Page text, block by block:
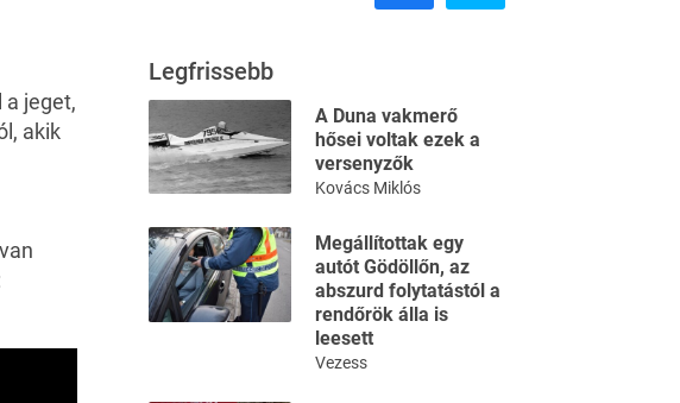
a jeget,
akik
Legfrissebb
A Duna vakmerő
hősei voltak ezek a
versenyzők
Kovács Miklós
Megállítottak egy
autót Gödöllőn, az
abszurd folytatástól a
rendőrök álla is
leesett
Vezess